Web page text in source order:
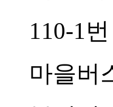
110-1
마을버